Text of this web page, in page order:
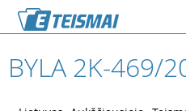
BYLA 2K-469/